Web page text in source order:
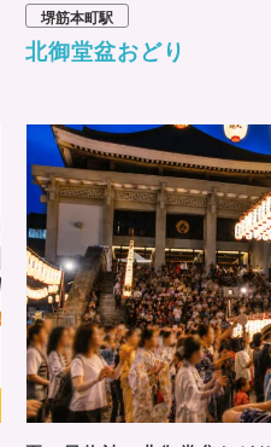
堺筋本町駅
北御堂盆おどり